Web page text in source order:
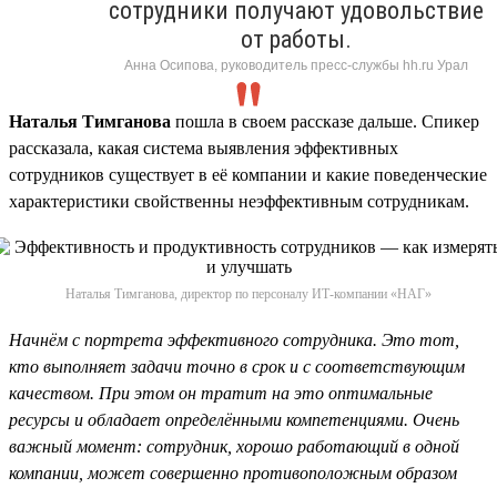
сотрудники получают удовольствие
от работы.
Анна Осипова, руководитель пресс-службы hh.ru Урал
Наталья Тимганова пошла в своем рассказе дальше. Спикер
рассказала, какая система выявления эффективных
сотрудников существует в её компании и какие поведенческие
характеристики свойственны неэффективным сотрудникам.
Наталья Тимганова, директор по персоналу ИТ-компании «НАГ»
Начнём с портрета эффективного сотрудника. Это тот,
кто выполняет задачи точно в срок и с соответствующим
качеством. При этом он тратит на это оптимальные
ресурсы и обладает определёнными компетенциями. Очень
важный момент: сотрудник, хорошо работающий в одной
компании, может совершенно противоположным образом